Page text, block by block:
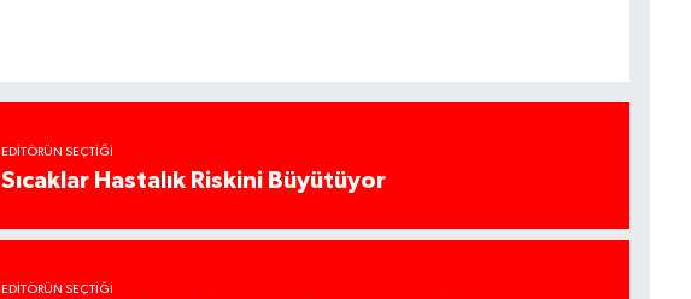
EDITÖRÜN SEÇTIĞI
Sıcaklar Hastalık Riskini Büyütüyor
EDITÖRÜN SEÇTIĞI